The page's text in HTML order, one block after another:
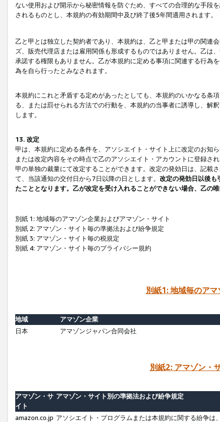
ない使用および開示から秘密情報を防ぐため、すべての合理的な手段
されるものとし、本規約の有効期間中及び終了後5年間適用されます。
乙と甲とは独立した契約者であり、本規約は、乙と甲または甲の関連
ズ、販売代理店または雇用関係も形成するものではありません。乙は
承諾する権限もありません。乙が本規約に定める事項に関連する行為
為を自ら行ったとみなされます。
本規約にこれと矛盾する定めがあったとしても、本規約のいかなる条
る、または罰せられる方法での行動を、本規約の当事者に誘導し、解
します。
13. 改定
甲は、本規約に定める条件を、アソシエイト・サイト上に改定のお知
または改定内容をその時点で乙のアソシエイト・アカウントに登録さ
甲の単独の裁量にて改定することができます。改定の発効日は、記載
て、当該通知の交付日から7日以降の日とします。 改定の発効日以後も
たこととなります。乙が改定を受け入れることができない場合、乙の
別紙 1: 地域毎のアマゾン企業およびアマゾン・サイト
別紙 2: アマゾン・サイト毎の準拠法および紛争規定
別紙 3: アマゾン・サイト毎の税規定
別紙 4: アマゾン・サイト毎のプライバシー規約
別紙1: 地域毎のア
地域
アマゾン企業
日本
アマゾンジャパン合同会社
別紙2: アマゾン・
アマゾン・サ
イト
アマゾン・サイト別の準拠法および紛争規定
amazon.co.jp アソシエイト・プログラムまたは本規約に関する紛争